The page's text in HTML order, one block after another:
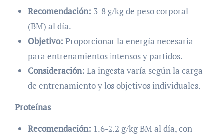
Recomendación: 3-8 g/kg de peso corporal
(BM) al día.
Objetivo: Proporcionar la energía necesaria
para entrenamientos intensos y partidos.
Consideración: La ingesta varía según la carga
de entrenamiento y los objetivos individuales.
Proteínas
Recomendación: 1.6-2.2 g/kg BM al día, con